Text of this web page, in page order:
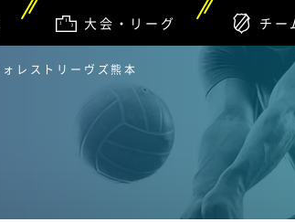
大会・リーグ チー
レストリーヴズ熊本